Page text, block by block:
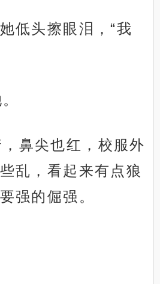
低头擦眼泪，“我
鼻尖也红，校服外
乱，看起来有点狼
强的倔强。